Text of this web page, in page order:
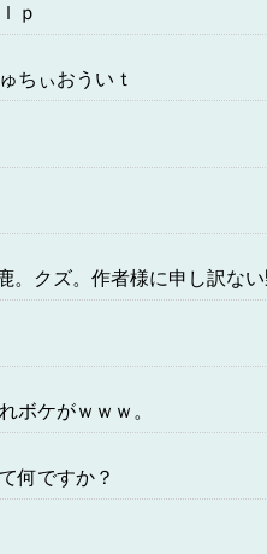
ｐ
ちぃおういｔ
。クズ。作者様に申し訳な
ボケがｗｗｗ。
何ですか？